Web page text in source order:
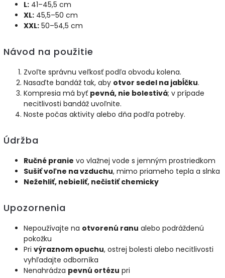
L: 41–45,5 cm
XL: 45,5–50 cm
XXL: 50–54,5 cm
Návod na použitie
Zvoľte správnu veľkosť podľa obvodu kolena.
Nasaďte bandáž tak, aby otvor sedel na jabĺčku.
Kompresia má byť pevná, nie bolestivá; v prípade
necitlivosti bandáž uvoľnite.
Noste počas aktivity alebo dňa podľa potreby.
Údržba
Ručné pranie vo vlažnej vode s jemným prostriedkom
Sušiť voľne na vzduchu, mimo priameho tepla a slnka
Nežehliť, nebieliť, nečistiť chemicky
Upozornenia
Nepoužívajte na otvorenú ranu alebo podráždenú
pokožku
Pri výraznom opuchu, ostrej bolesti alebo necitlivosti
vyhľadajte odborníka
Nenahrádza pevnú ortézu pri